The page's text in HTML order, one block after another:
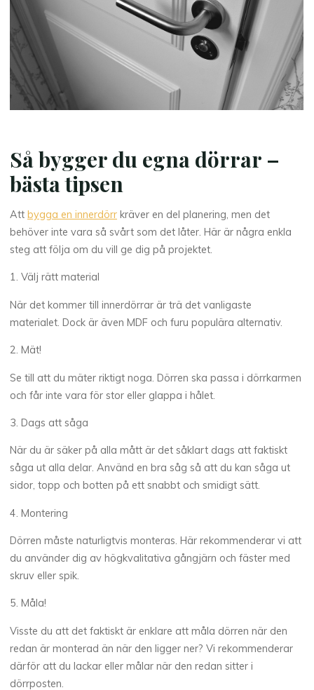
Så bygger du egna dörrar –
bästa tipsen
Att bygga en innerdörr kräver en del planering, men det
behöver inte vara så svårt som det låter. Här är några enkla
steg att följa om du vill ge dig på projektet.
1. Välj rätt material
När det kommer till innerdörrar är trä det vanligaste
materialet. Dock är även MDF och furu populära alternativ.
2. Mät!
Se till att du mäter riktigt noga. Dörren ska passa i dörrkarmen
och får inte vara för stor eller glappa i hålet.
3. Dags att såga
När du är säker på alla mått är det såklart dags att faktiskt
såga ut alla delar. Använd en bra såg så att du kan såga ut
sidor, topp och botten på ett snabbt och smidigt sätt.
4. Montering
Dörren måste naturligtvis monteras. Här rekommenderar vi att
du använder dig av högkvalitativa gångjärn och fäster med
skruv eller spik.
5. Måla!
Visste du att det faktiskt är enklare att måla dörren när den
redan är monterad än när den ligger ner? Vi rekommenderar
därför att du lackar eller målar när den redan sitter i
dörrposten.